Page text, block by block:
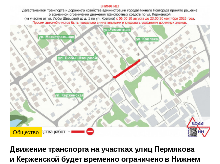
Общество
Движение транспорта на участках улиц Пермякова
и Керженской будет временно ограничено в Нижнем